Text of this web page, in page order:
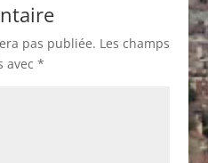
pas publiée. Les champs
avec *